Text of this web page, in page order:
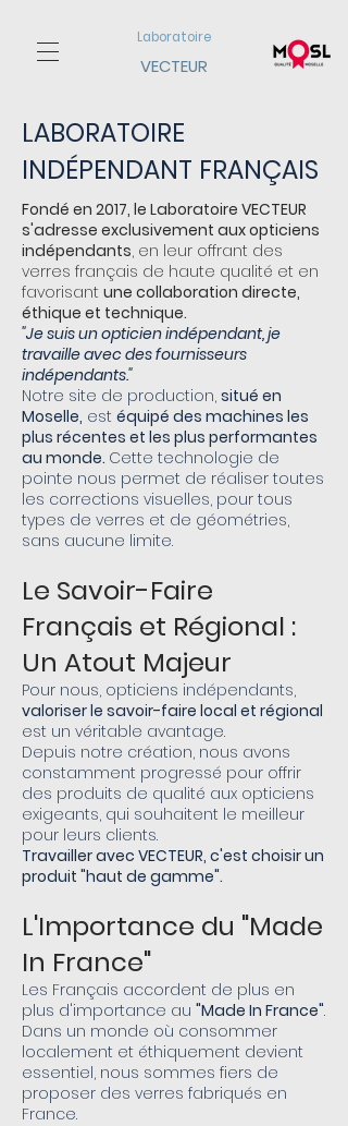
Laboratoire
VECTEUR
LABORATOIRE
INDÉPENDANT FRANÇAIS
Fondé en 2017, le Laboratoire VECTEUR
s'adresse exclusivement aux opticiens
indépendants, en leur offrant des
verres français de haute qualité et en
favorisant une collaboration directe,
éthique et technique.
"Je suis un opticien indépendant, je
travaille avec des fournisseurs
indépendants."
Notre site de production, situé en
Moselle, est équipé des machines les
plus récentes et les plus performantes
au monde. Cette technologie de
pointe nous permet de réaliser toutes
les corrections visuelles, pour tous
types de verres et de géométries,
sans aucune limite.
Le Savoir-Faire
Français et Régional :
Un Atout Majeur
Pour nous, opticiens indépendants,
valoriser le savoir-faire local et régional
est un véritable avantage.
Depuis notre création, nous avons
constamment progressé pour offrir
des produits de qualité aux opticiens
exigeants, qui souhaitent le meilleur
pour leurs clients.
Travailler avec VECTEUR, c'est choisir un
produit "haut de gamme".
L'Importance du "Made
In France"
Les Français accordent de plus en
plus d'importance au "Made In France".
Dans un monde où consommer
localement et éthiquement devient
essentiel, nous sommes fiers de
proposer des verres fabriqués en
France.